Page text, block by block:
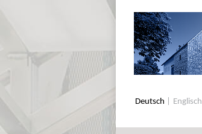
Deutsch Englisch